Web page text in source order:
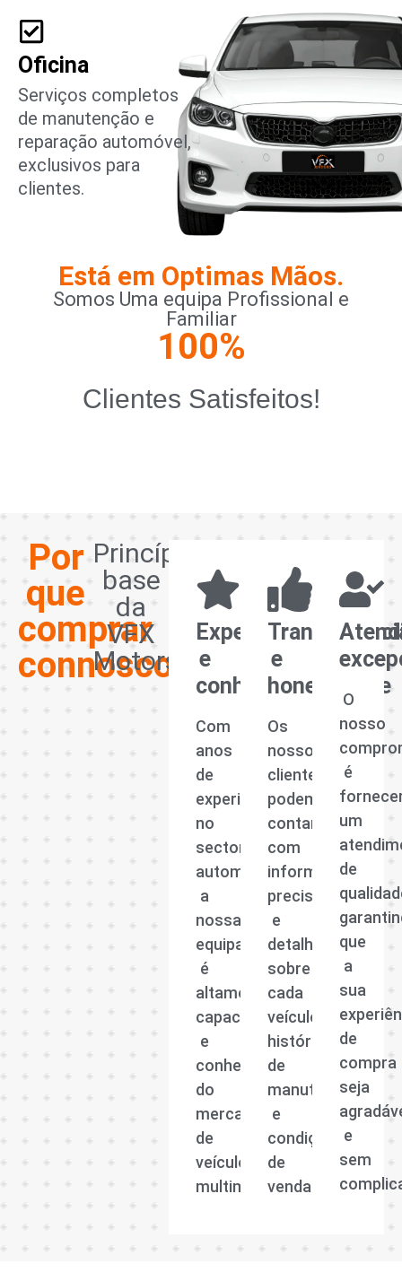
Oficina
Serviços completos
de manutenção e
reparação automóvel,
exclusivos para
clientes.
Está em Optimas Mãos.
Somos Uma equipa Profissional e
Familiar
Clientes Satisfeitos!
100%
Por
que
comprar
connosco?
Princípios
base
da
VFX
Motors
Experiência
e
conhecimento
Com
anos
de
experiência
no
sector
automóvel,
a
nossa
equipa
é
altamente
capacitada
e
conhecedora
do
mercado
de
veículos
multimarcas.
e
honestidade
Os
nossos
clientes
podem
contar
com
informações
precisas
e
detalhadas
sobre
cada
veículo,
histórico
de
manutenção
e
condições
de
venda.
O
nosso
é
um
de
que
a
sua
de
compra
seja
e
sem